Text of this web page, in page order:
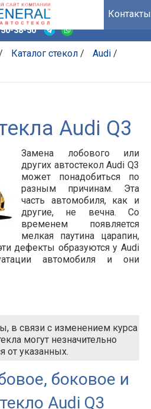
Контакты
38-50
Каталог стекол / Audi /
Audi Q3
Замена лобового или
других автостекол Audi Q3
может понадобиться по
разным причинам. Эта
часть автомобиля, как и
другие, не вечна. Со
временем появляется
мелкая паутина царапин,
дефекты образуются у Audi
автомобиля и они
в связи с изменением курса
могут незначительно
от указанных.
боковое и
Audi Q3